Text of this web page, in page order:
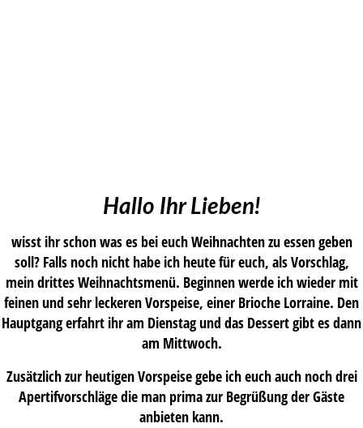
Hallo Ihr Lieben!
wisst ihr schon was es bei euch Weihnachten zu essen geben
soll? Falls noch nicht habe ich heute für euch, als Vorschlag,
mein drittes Weihnachtsmenü. Beginnen werde ich wieder mit
feinen und sehr leckeren Vorspeise, einer Brioche Lorraine. Den
Hauptgang erfahrt ihr am Dienstag und das Dessert gibt es dann
am Mittwoch.
Zusätzlich zur heutigen Vorspeise gebe ich euch auch noch drei
Apertifvorschläge die man prima zur Begrüßung der Gäste
anbieten kann.